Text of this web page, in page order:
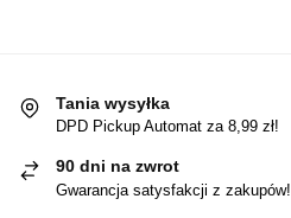
Tania wysyłka
DPD Pickup Automat za 8,99 zł!
90 dni na zwrot
Gwarancja satysfakcji z zakupów!